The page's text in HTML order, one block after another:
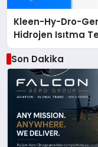
Kleen-Hy-Dro-
Hidrojen Isıtma
Düzenleyici
Son Dakika